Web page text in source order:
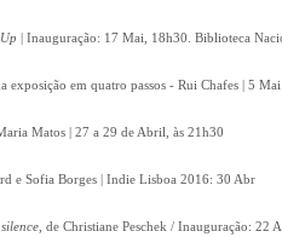
| Inauguração: 17 Mai, 18h30. Biblioteca
exposição em quatro passos - Rui Chafes | 5
Matos | 27 a 29 de Abril, às 21h30
e Sofia Borges | Indie Lisboa 2016: 30 Abr
, de Christiane Peschek / Inauguração: 22